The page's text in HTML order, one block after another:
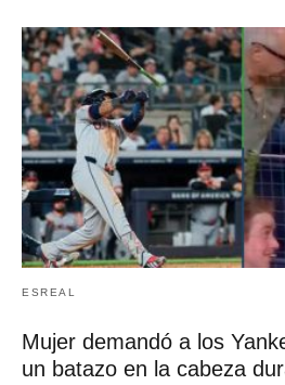
ESREAL
Mujer demandó a los
un batazo en la cabeza